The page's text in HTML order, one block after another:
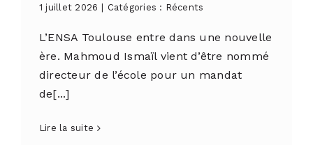
1 juillet 2026 Catégories : Récents
L’ENSA Toulouse entre dans une nouvelle
ère. Mahmoud Ismaïl vient d’être nommé
directeur de l’école pour un mandat
de[...]
Lire la suite